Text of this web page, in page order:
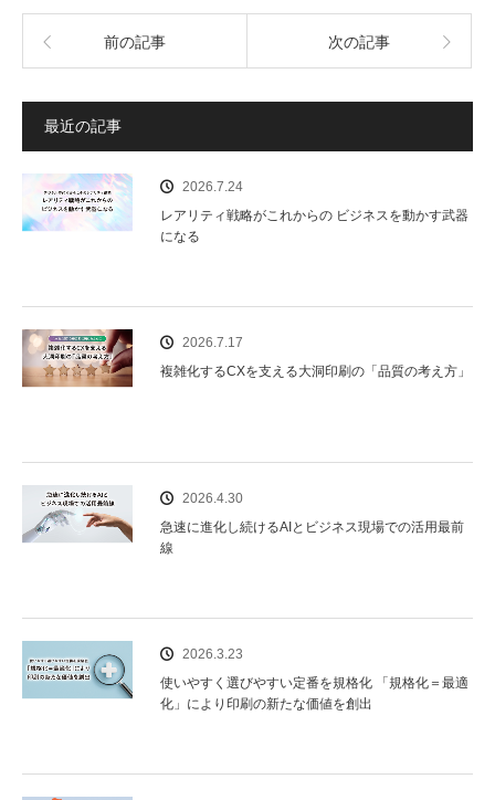
c
e
b
o
o
k
ail
前の記事 次の記事
最近の記事
2026.7.24
レアリティ戦略がこれからの ビジネスを動かす武器
になる
2026.7.17
複雑化するCXを支える大洞印刷の「品質の考え方」
2026.4.30
急速に進化し続けるAIとビジネス現場での活用最前
線
2026.3.23
使いやすく選びやすい定番を規格化 「規格化＝最適
化」により印刷の新たな価値を創出